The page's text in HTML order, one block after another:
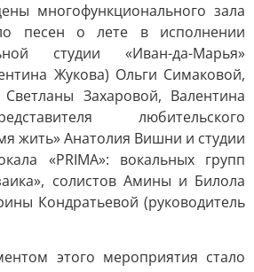
многофункционального зала
песен о лете в исполнении
студии «Иван-да-Марья»
Жукова) Ольги Симаковой,
Захаровой, Валентина
любительского
жить» Анатолия Вишни и студии
«PRIMA»: вокальных групп
солистов Амины и Билола
Кондратьевой (руководитель
этого мероприятия стало